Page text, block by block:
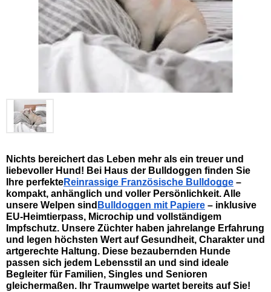
Nichts bereichert das Leben mehr als ein treuer und
liebevoller Hund! Bei Haus der Bulldoggen finden Sie
Ihre perfekteReinrassige Französische Bulldogge –
kompakt, anhänglich und voller Persönlichkeit. Alle
unsere Welpen sind Bulldoggen mit Papiere – inklusive
EU-Heimtierpass, Microchip und vollständigem
Impfschutz. Unsere Züchter haben jahrelange Erfahrung
und legen höchsten Wert auf Gesundheit, Charakter und
artgerechte Haltung. Diese bezaubernden Hunde
passen sich jedem Lebensstil an und sind ideale
Begleiter für Familien, Singles und Senioren
gleichermaßen. Ihr Traumwelpe wartet bereits auf Sie!